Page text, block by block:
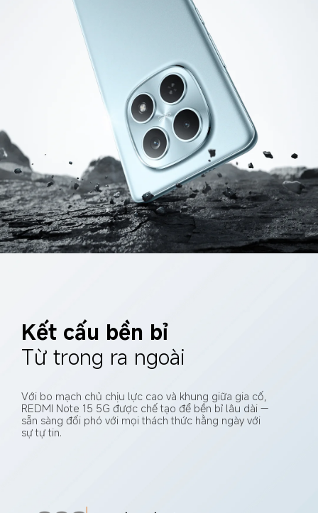
Kết cấu bền bỉ
Từ trong ra ngoài
Với bo mạch chủ chịu lực cao và khung giữa gia cố,
REDMI Note 15 5G được chế tạo để bền bỉ lâu dài —
sẵn sàng đối phó với mọi thách thức hằng ngày với
sự tự tin.